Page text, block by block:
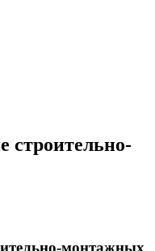
строительно-